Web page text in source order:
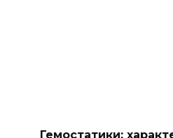
Гемостатики: